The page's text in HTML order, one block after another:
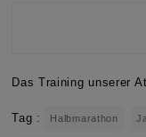
Das Training unserer
Tag : Halbmarathon